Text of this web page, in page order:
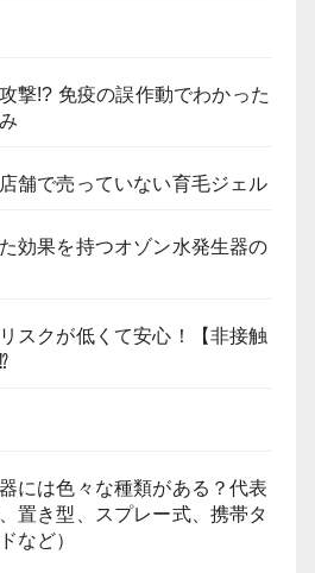
撃!? 免疫の誤作動でわかった
舗で売っていない育毛ジェル
効果を持つオゾン水発生器の
スクが低くて安心！【非接触
には色々な種類がある？代表
置き型、スプレー式、携帯タ
など）